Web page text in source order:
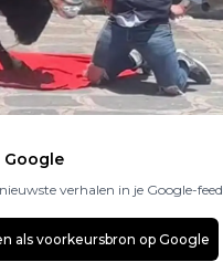
Google
verhalen in je Google-feed
als voorkeursbron op Google